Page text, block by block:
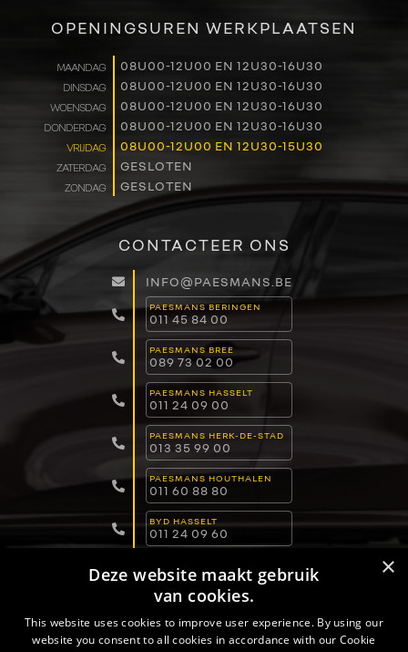
WERKEN BIJ
CONTACT
OPENINGSUREN WERKPLAATSEN
MAANDAG 08U00-12U00 EN 12U30-16U30
DINSDAG 08U00-12U00 EN 12U30-16U30
WOENSDAG 08U00-12U00 EN 12U30-16U30
DONDERDAG 08U00-12U00 EN 12U30-16U30
VRIJDAG 08U00-12U00 EN 12U30-15U30
ZATERDAG GESLOTEN
ZONDAG GESLOTEN
CONTACTEER ONS
INFO@PAESMANS.BE
PAESMANS BERINGEN
011 45 84 00
PAESMANS BREE
089 73 02 00
PAESMANS HASSELT
011 24 09 00
PAESMANS HERK-DE-STAD
013 35 99 00
PAESMANS HOUTHALEN
011 60 88 80
BYD HASSELT
011 24 09 60
011 15 04 00
089 82 30 30
×
Deze website maakt gebruik
van cookies.
This website uses cookies to improve user experience. By using our
website you consent to all cookies in accordance with our Cookie